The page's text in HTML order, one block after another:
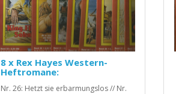
8 x Rex Hayes Western-
Heftromane:
Nr. 26: Hetzt sie erbarmungslos // Nr.